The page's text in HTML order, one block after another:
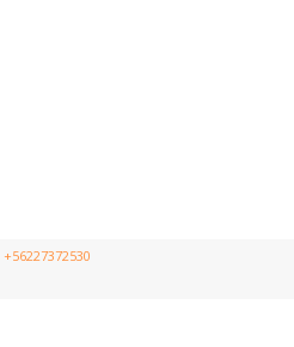
+56227372530